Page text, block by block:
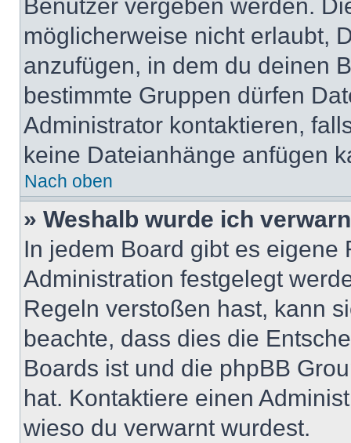
Benutzer vergeben werden.
möglicherweise nicht erlaubt,
anzufügen, in dem du deinen
bestimmte Gruppen dürfen
Administrator kontaktieren,
keine Dateianhänge anfügen
Nach oben
» Weshalb wurde ich
In jedem Board gibt es
Administration festgelegt
Regeln verstoßen hast, kann
beachte, dass dies die
Boards ist und die phpBB
hat. Kontaktiere einen
wieso du verwarnt wurdest.